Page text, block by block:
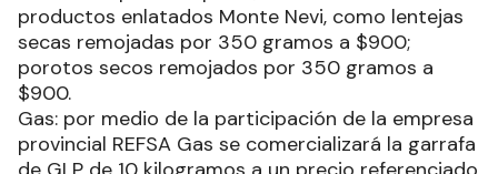
productos enlatados Monte Nevi, como lentejas
secas remojadas por 350 gramos a $900;
porotos secos remojados por 350 gramos a
$900.
Gas: por medio de la participación de la empresa
provincial REFSA Gas se comercializará la garrafa